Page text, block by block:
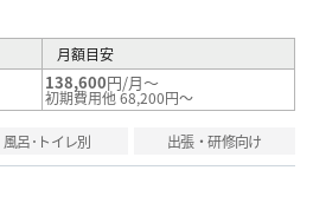
月額目安
138,600円/月～
初期費用他 68,200円～
風呂･トイレ別 出張・研修向け